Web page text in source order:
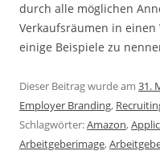
durch alle möglichen
Verkaufsräumen in
einige Beispiele zu
Dieser Beitrag wurde am 31.
Employer Branding,
Schlagwörter:Amazon,
Arbeitgeberimage,